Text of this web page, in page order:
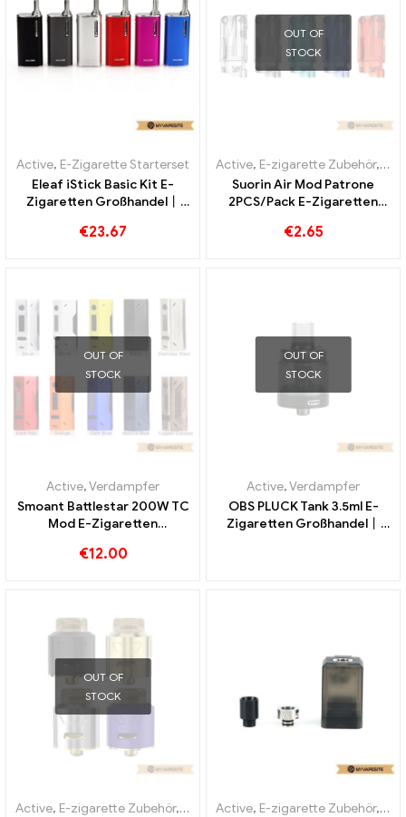
Active, E-Zigarette Starterset
Eleaf iStick Basic Kit E-
Zigaretten Großhandel丨
€23.67
OUT OF
STOCK
Active, E-zigarette Zubehör,
Suorin Air Mod Patrone
2PCS/Pack E-Zigaretten
€2.65
OUT OF
STOCK
Active,Verdampfer
Smoant Battlestar 200W TC
Mod E-Zigaretten
€12.00
OUT OF
STOCK
Active,Verdampfer
OBS PLUCK Tank 3.5ml E-
Zigaretten Großhandel丨
OUT OF
STOCK
Active, E-zigarette Zubehör, Verdampfer
Active, E-zigarette Zubehör,